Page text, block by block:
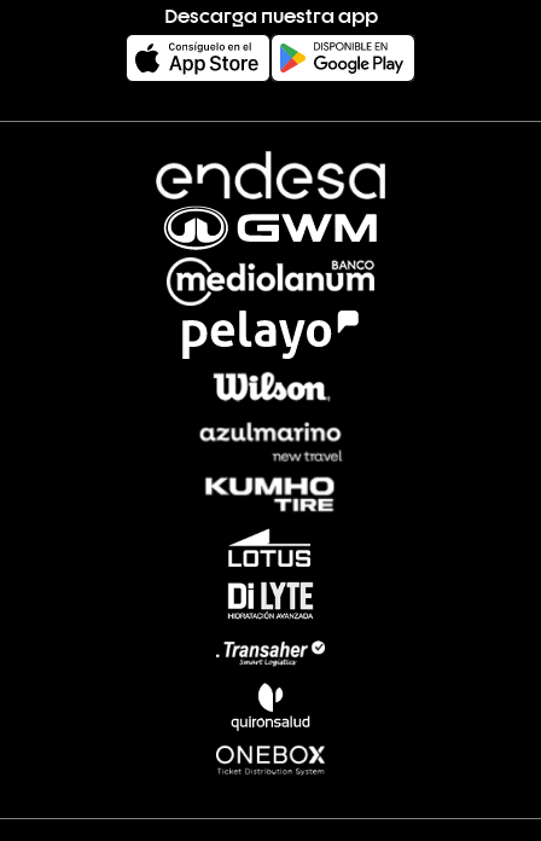
Descarga nuestra app